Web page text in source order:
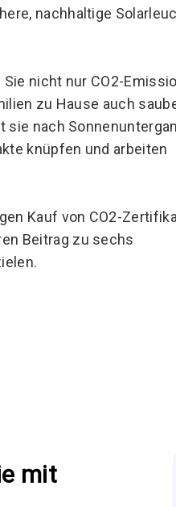
nachhaltige
nicht nur CO2-
zu Hause auch
nach
knüpfen und arbeiten
Kauf von CO2-
Beitrag zu sechs
mit